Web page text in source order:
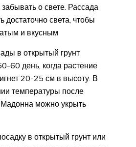
о свете. Рассада
достаточно света, чтобы
и вкусным
в открытый грунт
60 день, когда растение
20-25 см в высоту. В
температуры после
можно укрыть
в открытый грунт или